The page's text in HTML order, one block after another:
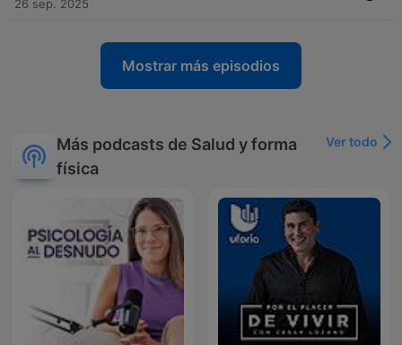
26 sep. 2025
Mostrar más episodios
Más podcasts de Salud y forma
física
Ver todo